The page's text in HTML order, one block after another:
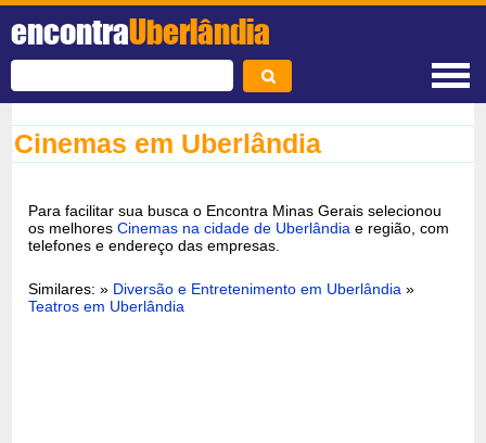
encontraUberlândia
Cinemas em Uberlândia
Para facilitar sua busca o Encontra Minas Gerais selecionou
os melhoresCinemas na cidade de Uberlândia e região, com
telefones e endereço das empresas.
Similares: » Diversão e Entretenimento em Uberlândia »
Teatros em Uberlândia